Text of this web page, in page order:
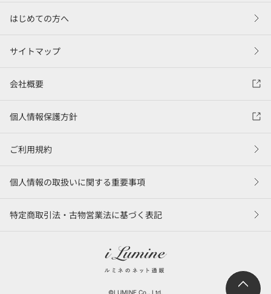
はじめての方へ
サイトマップ
会社概要
個人情報保護方針
ご利用規約
個人情報の取扱いに関する重要事項
特定商取引法・古物営業法に基づく表記
©LUMINE Co., Ltd.